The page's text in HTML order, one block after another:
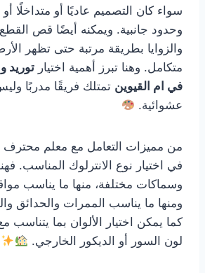
سواء كان التصميم عاديًا أو متداخلًا
وحدود جانبية. ويمكنه أيضًا قص
والزوايا بطريقة مرتبة حتى تظهر
متكامل. وهنا تبرز أهمية اختيار توريد
في ام القيوين تمتلك فريقًا مدربًا
عشوائية.
من مميزات التعامل مع معلم محترف
في اختيار نوع الانترلوك المناسب.
وسماكات مختلفة، منها ما يناسب
ومنها ما يناسب الممرات والحدائق
كما يمكن اختيار الألوان بما يتناسب
لون السور أو الديكور الخارجي.